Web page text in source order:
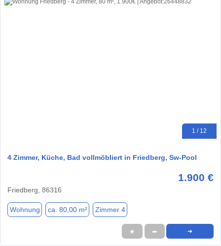
1 / 12
4 Zimmer, Küche, Bad vollmöbliert in Friedberg, Sw-Pool
1.900 €
Friedberg, 86316
Wohnung ca. 80,00 m² Zimmer 4
★ ➦ ➜